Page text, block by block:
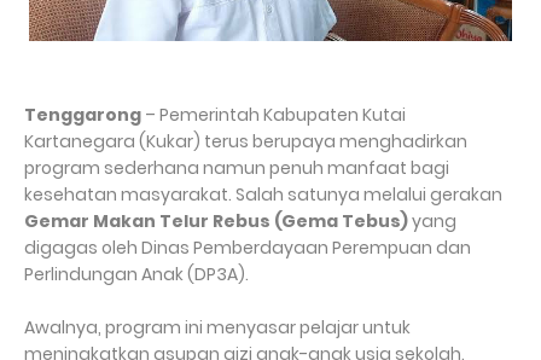
Tenggarong – Pemerintah Kabupaten Kutai
Kartanegara (Kukar) terus berupaya menghadirkan
program sederhana namun penuh manfaat bagi
kesehatan masyarakat. Salah satunya melalui gerakan
Gemar Makan Telur Rebus (Gema Tebus)yang
digagas oleh Dinas Pemberdayaan Perempuan dan
Perlindungan Anak (DP3A).
Awalnya, program ini menyasar pelajar untuk
meningkatkan asupan gizi anak-anak usia sekolah.